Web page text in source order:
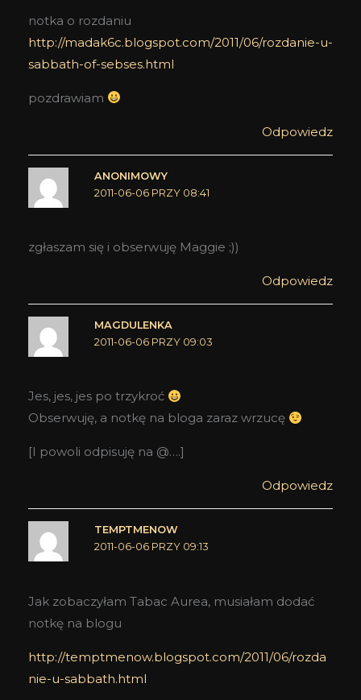
notka o rozdaniu
http://madak6c.blogspot.com/2011/06/rozdanie-u-
sabbath-of-sebses.html
pozdrawiam
Odpowiedz
ANONIMOWY
2011-06-06 PRZY 08:41
zgłaszam się i obserwuję Maggie ;))
Odpowiedz
MAGDULENKA
2011-06-06 PRZY 09:03
Jes, jes, jes po trzykroć
Obserwuję, a notkę na bloga zaraz wrzucę
[I powoli odpisuję na @….]
Odpowiedz
TEMPTMENOW
2011-06-06 PRZY 09:13
Jak zobaczyłam Tabac Aurea, musiałam dodać
notkę na blogu
http://temptmenow.blogspot.com/2011/06/rozda
nie-u-sabbath.html